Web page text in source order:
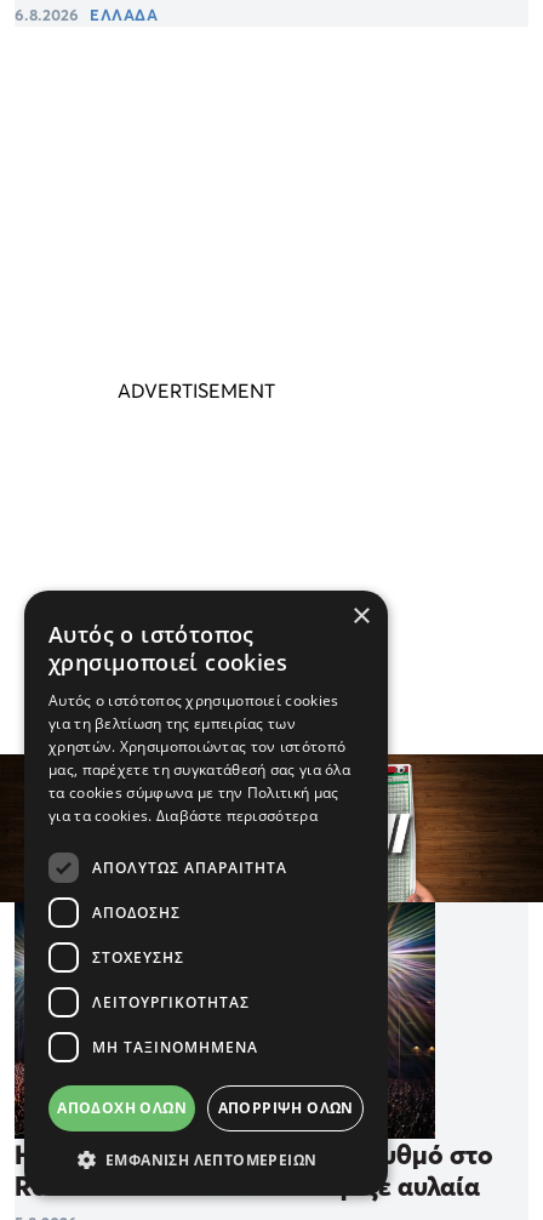
6.8.2026 ΕΛΛΑΔΑ
Η Allwyn έδωσε τον δικό της ρυθμό στο
Release Athens 2026 που έριξε αυλαία
×
Αυτός ο ιστότοπος
χρησιμοποιεί cookies
Αυτός ο ιστότοπος χρησιμοποιεί cookies
για τη βελτίωση της εμπειρίας των
χρηστών. Χρησιμοποιώντας τον ιστότοπό
μας, παρέχετε τη συγκατάθεσή σας για όλα
τα cookies σύμφωνα με την Πολιτική μας
για τα cookies. Διαβάστε περισσότερα
ΑΠΟΛΎΤΩΣ ΑΠΑΡΑΊΤΗΤΑ
ΑΠΌΔΟΣΗΣ
ΣΤΌΧΕΥΣΗΣ
ΛΕΙΤΟΥΡΓΙΚΌΤΗΤΑΣ
ΜΗ ΤΑΞΙΝΟΜΗΜΈΝΑ
ΑΠΟΔΟΧΉ ΌΛΩΝ ΑΠΌΡΡΙΨΗ ΌΛΩΝ
ΕΜΦΆΝΙΣΗ ΛΕΠΤΟΜΕΡΕΙΏΝ